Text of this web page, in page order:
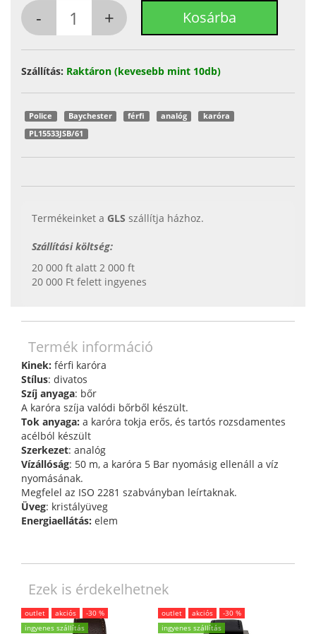
Szállítás: Raktáron (kevesebb mint 10db)
Police Baychester férfi analóg
karóra
PL15533JSB/61
Termékeinket a GLS szállítja házhoz.
Szállítási költség:
20 000 ft alatt 2 000 ft
20 000 Ft felett ingyenes
Termék információ
Kinek: férfi karóra
Stílus: divatos
Szíj anyaga: bőr
A karóra szíja valódi bőrből készült.
Tok anyaga: a karóra tokja erős, és tartós rozsdamentes
acélból készült
Szerkezet: analóg
Vízállóság: 50 m, a karóra 5 Bar nyomásig ellenáll a víz
nyomásának.
Megfelel az ISO 2281 szabványban leírtaknak.
Üveg: kristályüveg
Energiaellátás: elem
Ezek is érdekelhetnek
outlet akciós
-30 %
ingyenes szállítás
outlet akciós
-30 %
ingyenes szállítás